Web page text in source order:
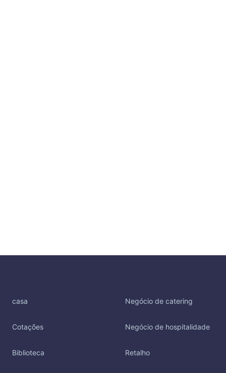
casa
Cotações
Biblioteca
Negócio de catering
Negócio de hospitalidade
Retalho